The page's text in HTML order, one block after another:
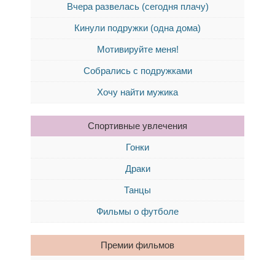
Вчера развелась (сегодня плачу)
Кинули подружки (одна дома)
Мотивируйте меня!
Собрались с подружками
Хочу найти мужика
Спортивные увлечения
Гонки
Драки
Танцы
Фильмы о футболе
Премии фильмов